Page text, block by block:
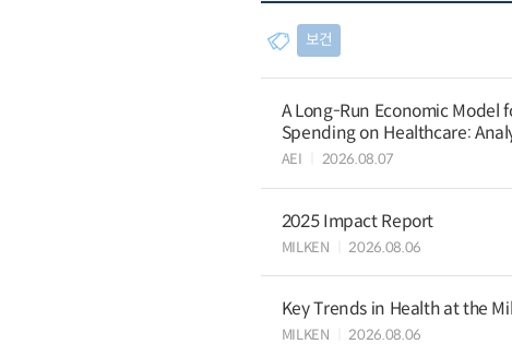
보건
A Long-Run Economic Model
Spending on Healthcare:
AEI 2026.08.07
2025 Impact Report
MILKEN 2026.08.06
Key Trends in Health at the
MILKEN 2026.08.06